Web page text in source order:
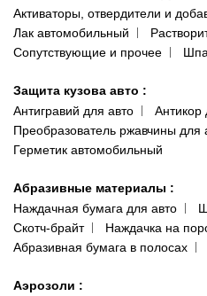
Активаторы, отвердители и
Лак автомобильный
Сопутствующие и прочее
Защита кузова авто :
Антигравий для авто
Антикор
Преобразователь ржавчины для
Герметик автомобильный
Абразивные материалы :
Наждачная бумага для авто
Скотч-брайт
Наждачка на
Абразивная бумага в полосах
Аэрозоли :